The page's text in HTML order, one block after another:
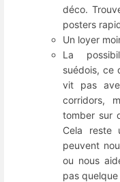
déco.
posters
Un loyer
La
suédois, ce
vit pas
corridors,
tomber sur
Cela reste
peuvent
ou nous
pas